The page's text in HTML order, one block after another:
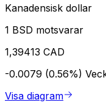
Kanadensisk dollar
1 BSD motsvarar
1,39413 CAD
-0.0079 (0.56%)
Visa diagram